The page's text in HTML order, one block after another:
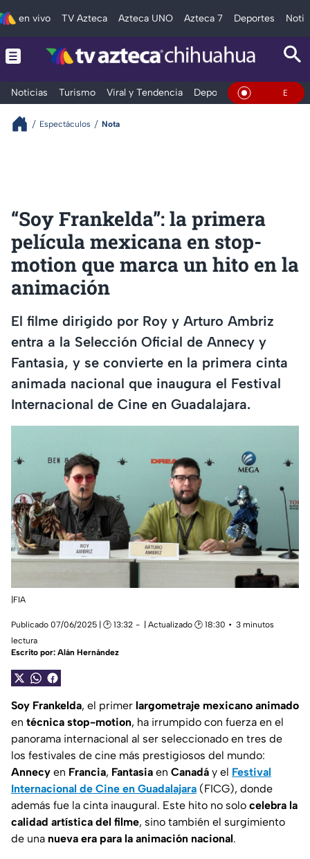
en vivo TV Azteca Azteca UNO Azteca 7 Deportes
Noticias Turismo Viral y Tendencia Deportes Espectáculos
En Vivo
Espectáculos Nota
“Soy Frankelda”: la primera
película mexicana en stop-
motion que marca un hito en la
animación
El filme dirigido por Roy y Arturo Ambriz
entra a la Selección Oficial de Annecy y
Fantasia, y se convierte en la primera cinta
animada nacional que inaugura el Festival
Internacional de Cine en Guadalajara.
|FIA
Publicado 07/06/2025 | 🕑 13:32 | Actualizado 🕑 18:30
3 minutos
lectura
Escrito por: Alán Hernández
Soy Frankelda, el primer largometraje mexicano animado
en técnica stop-motion, ha irrumpido con fuerza en el
panorama internacional al ser seleccionado en tres de
los festivales de cine más prestigiosos del mundo:
Annecy en Francia, Fantasia en Canadá y el Festival
Internacional de Cine en Guadalajara (FICG), donde
además fue la cinta inaugural. Este hito no solo celebra la
calidad artística del filme, sino también el surgimiento
de una nueva era para la animación nacional.